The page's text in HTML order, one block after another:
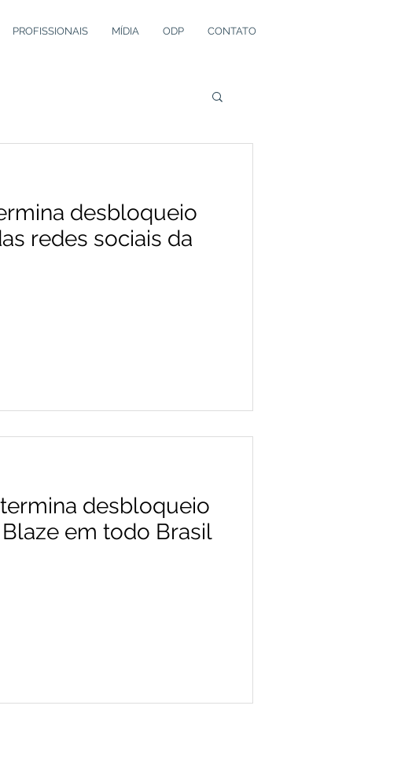
PROFISSIONAIS MÍDIA ODP CONTATO
desbloqueio
redes sociais da
desbloqueio
em todo Brasil